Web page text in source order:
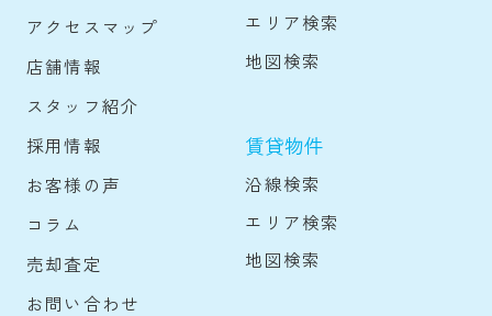
アクセスマップ
店舗情報
スタッフ紹介
採用情報
お客様の声
コラム
売却査定
お問い合わせ
エリア検索
地図検索
賃貸物件
沿線検索
エリア検索
地図検索